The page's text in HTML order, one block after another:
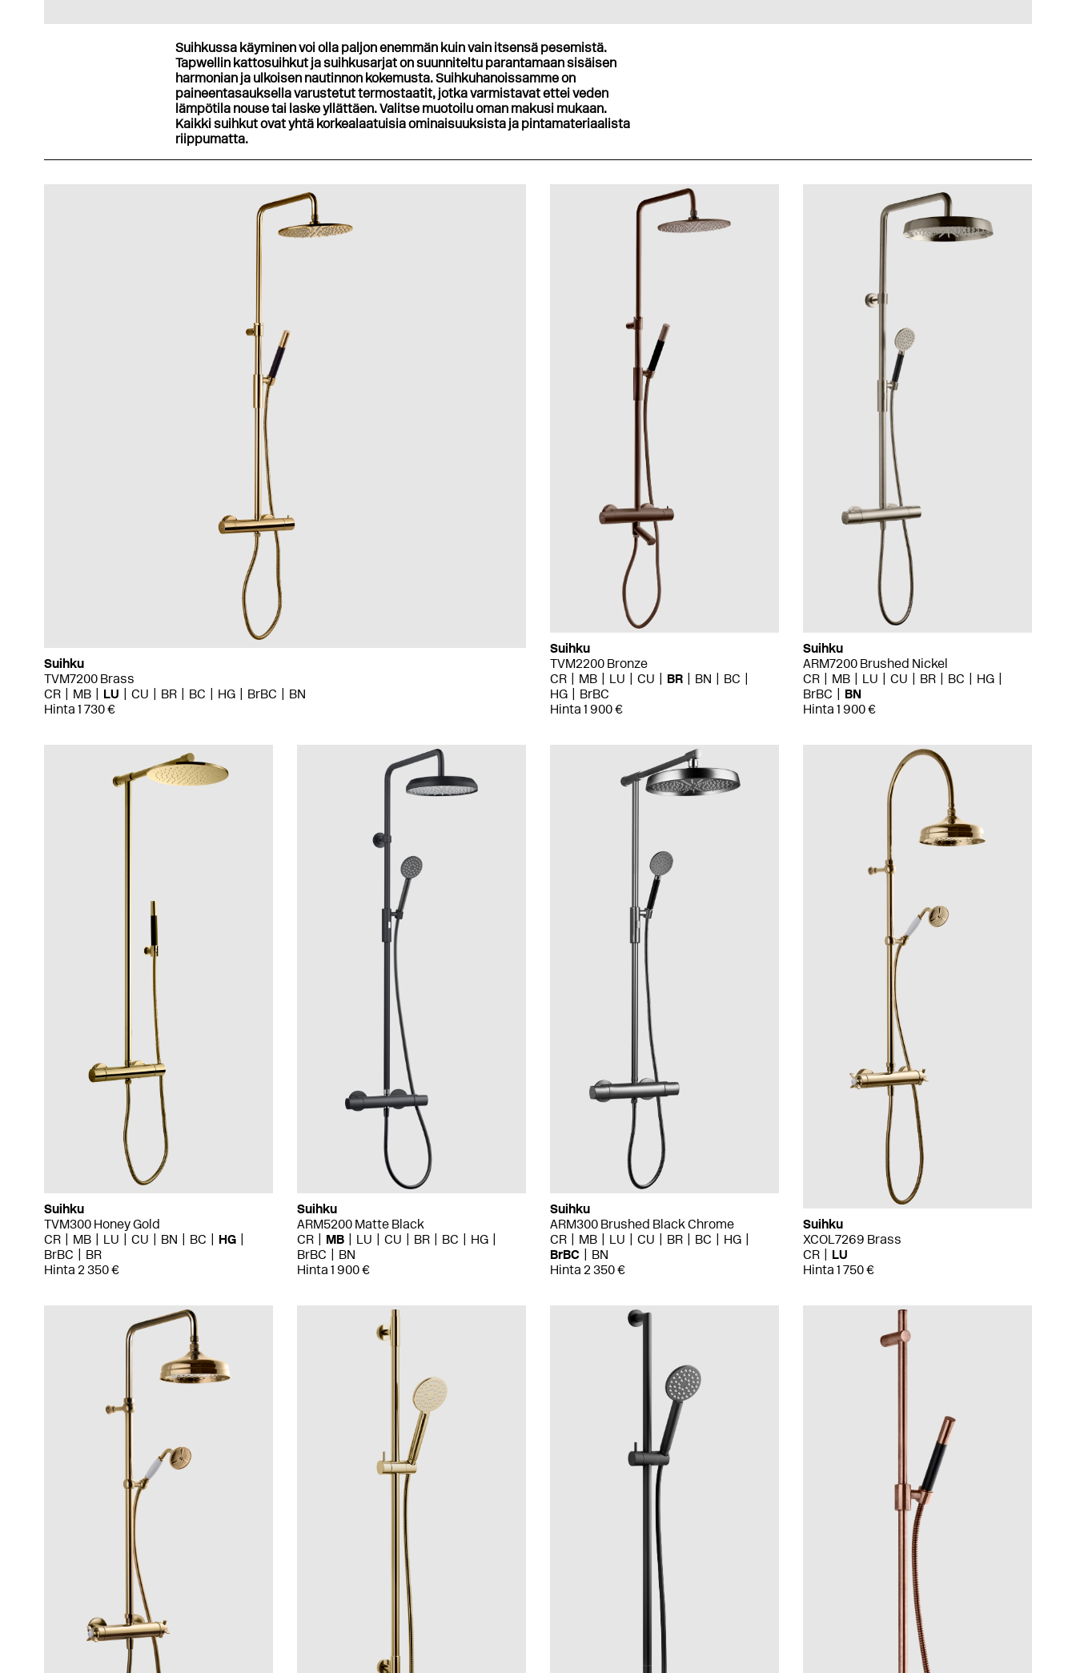
Suihkussa käyminen voi olla paljon enemmän kuin vain itsensä pesemistä.
Tapwellin kattosuihkut ja suihkusarjat on suunniteltu parantamaan sisäisen
harmonian ja ulkoisen nautinnon kokemusta. Suihkuhanoissamme on
paineentasauksella varustetut termostaatit, jotka varmistavat ettei veden
lämpötila nouse tai laske yllättäen. Valitse muotoilu oman makusi mukaan.
Kaikki suihkut ovat yhtä korkealaatuisia ominaisuuksista ja pintamateriaalista
riippumatta.
Suihku
TVM7200 Brass
CR
MB LU CU BR BC HG BrBC
BN
Hinta 1 730 €
Suihku
TVM2200 Bronze
CR
MB LU CU BR BN
BC
HG
BrBC
Hinta 1 900 €
Suihku
ARM7200 Brushed Nickel
CR
MB LU CU BR BC
HG
BrBC
BN
Hinta 1 900 €
Suihku
TVM300 Honey Gold
CR
MB LU CU BN BC
HG
BrBC
BR
Hinta 2 350 €
Suihku
ARM5200 Matte Black
CR
MB LU CU BR BC
HG
BrBC
BN
Hinta 1 900 €
Suihku
ARM300 Brushed Black Chrome
CR
MB LU CU BR BC
HG
BrBC
BN
Hinta 2 350 €
Suihku
XCOL7269 Brass
CR
LU
Hinta 1 750 €